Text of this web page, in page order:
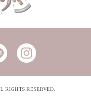
RIGHTS RESERVED.